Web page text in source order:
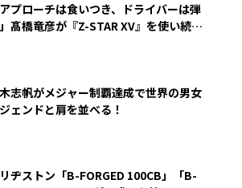
アプローチは食いつき、ドライバーは弾
髙橋竜彦が『Z-STAR XV』を使い続け
志帆がメジャー制覇達成で世界の男女
ェンドと肩を並べる！
ヂストン「B-FORGED 100CB」「B-